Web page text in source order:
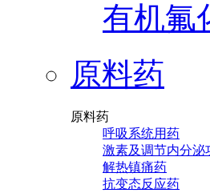
有机氟
原料药
原料药
呼吸系统用药
激素及调节内分泌
解热镇痛药
抗变态反应药